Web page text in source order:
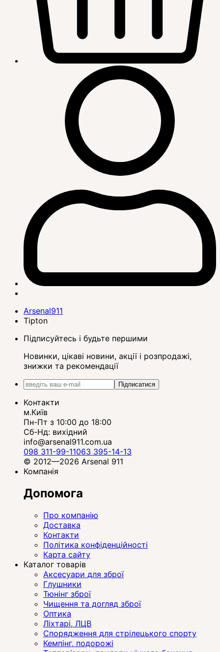
Arsenal911
Tipton
Підписуйтесь і будьте першими
Новинки, цікаві новини, акції і розпродажі,
знижки та рекомендації
Підписатися
Контакти
м.Київ
Пн-Пт з 10:00 до 18:00
Сб-Нд: вихідний
info@arsenal911.com.ua
098 311-99-11063 395-14-13
© 2012—2026 Arsenal 911
Компанія
Допомога
Про компанію
Доставка
Контакти
Політика конфіденційності
Карта сайту
Каталог товарів
Аксесуари для зброї
Глушники
Тюнінг зброї
Чищення та догляд зброї
Оптика
Ліхтарі, ЛЦВ
Спорядження для стрілецького спорту
Кемпінг, подорожі